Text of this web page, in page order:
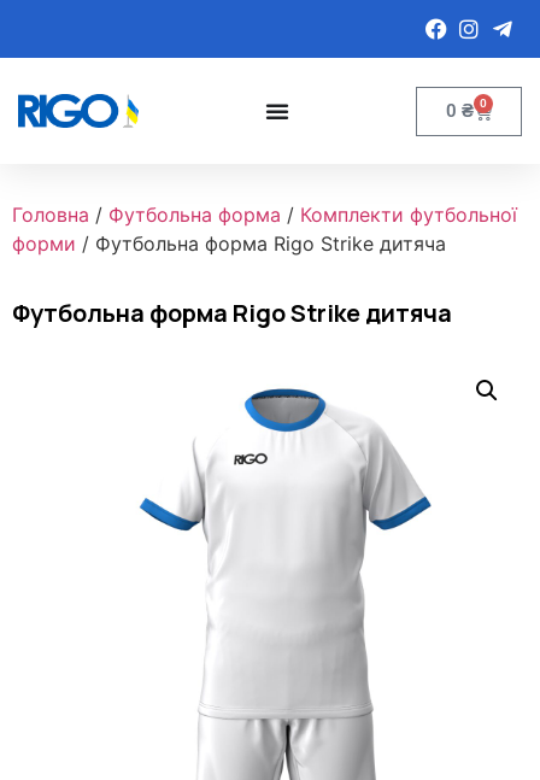
0 ₴ 0
Головна / Футбольна форма / Комплекти футбольної
форми / Футбольна форма Rigo Strike дитяча
Футбольна форма Rigo Strike дитяча